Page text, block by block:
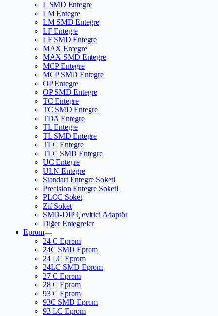
L SMD Entegre
LM Entegre
LM SMD Entegre
LF Entegre
LF SMD Entegre
MAX Entegre
MAX SMD Entegre
MCP Entegre
MCP SMD Entegre
OP Entegre
OP SMD Entegre
TC Entegre
TC SMD Entegre
TDA Entegre
TL Entegre
TL SMD Entegre
TLC Entegre
TLC SMD Entegre
UC Entegre
ULN Entegre
Standart Entegre Soketi
Precision Entegre Soketi
PLCC Soket
Zif Soket
SMD-DIP Çevirici Adaptör
Diğer Entegreler
Eprom
24 C Eprom
24C SMD Eprom
24 LC Eprom
24LC SMD Eprom
27 C Eprom
28 C Eprom
93 C Eprom
93C SMD Eprom
93 LC Eprom